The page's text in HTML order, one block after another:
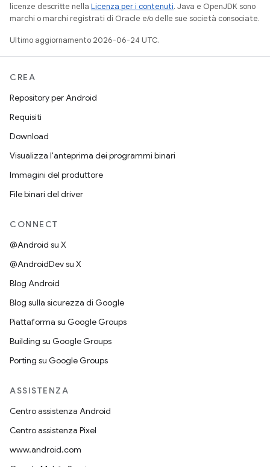
licenze descritte nella Licenza per i contenuti. Java e OpenJDK sono
marchi o marchi registrati di Oracle e/o delle sue società consociate.
Ultimo aggiornamento 2026-06-24 UTC.
CREA
Repository per Android
Requisiti
Download
Visualizza l'anteprima dei programmi binari
Immagini del produttore
File binari del driver
CONNECT
@Android su X
@AndroidDev su X
Blog Android
Blog sulla sicurezza di Google
Piattaforma su Google Groups
Building su Google Groups
Porting su Google Groups
ASSISTENZA
Centro assistenza Android
Centro assistenza Pixel
www.android.com